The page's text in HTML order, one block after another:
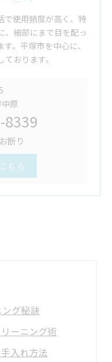
で使用頻度が高く、特
、細部にまで目を配っ
。平塚市を中心に、
おります。
原
8339
断り
ちら
グ秘訣
ーニング術
入れ方法